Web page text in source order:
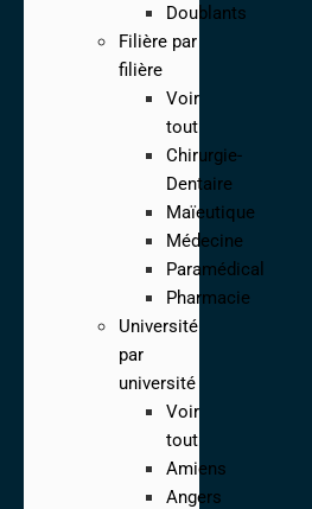
Doublants
Filière par
filière
Voir
tout
Chirurgie-
Dentaire
Maïeutique
Médecine
Paramédical
Pharmacie
Université
par
université
Voir
tout
Amiens
Angers